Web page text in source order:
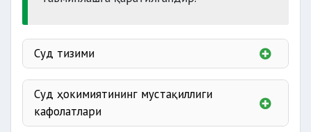
Суд тизими
суди
Суд ҳокимиятининг мустақиллиги
кафолатлари